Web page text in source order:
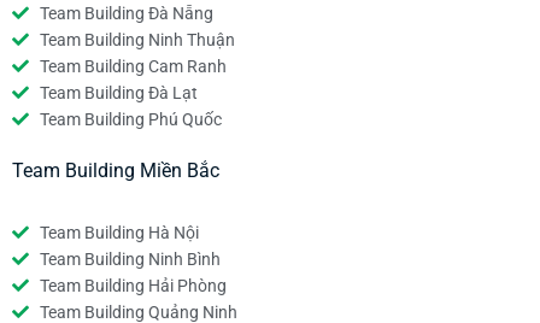
Team Building Đà Nẵng
Team Building Ninh Thuận
Team Building Cam Ranh
Team Building Đà Lạt
Team Building Phú Quốc
Team Building Miền Bắc
Team Building Hà Nội
Team Building Ninh Bình
Team Building Hải Phòng
Team Building Quảng Ninh